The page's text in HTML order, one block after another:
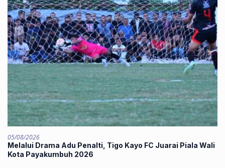
05/08/2026
Melalui Drama Adu Penalti, Tigo Kayo FC Juarai Piala Wali
Kota Payakumbuh 2026